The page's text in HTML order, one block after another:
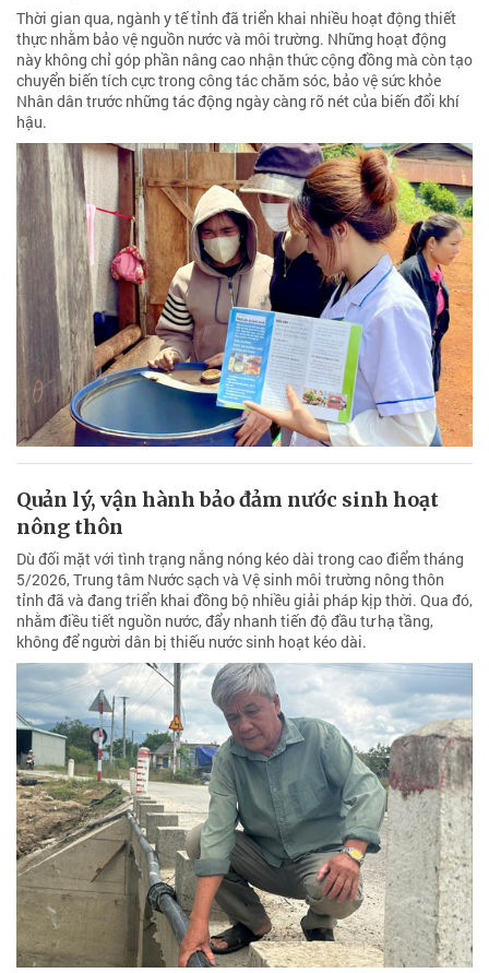
Thời gian qua, ngành y tế tỉnh đã triển khai nhiều hoạt động thiết
thực nhằm bảo vệ nguồn nước và môi trường. Những hoạt động
này không chỉ góp phần nâng cao nhận thức cộng đồng mà còn tạo
chuyển biến tích cực trong công tác chăm sóc, bảo vệ sức khỏe
Nhân dân trước những tác động ngày càng rõ nét của biến đổi khí
hậu.
Quản lý, vận hành bảo đảm nước sinh hoạt
nông thôn
Dù đối mặt với tình trạng nắng nóng kéo dài trong cao điểm tháng
5/2026, Trung tâm Nước sạch và Vệ sinh môi trường nông thôn
tỉnh đã và đang triển khai đồng bộ nhiều giải pháp kịp thời. Qua đó,
nhằm điều tiết nguồn nước, đẩy nhanh tiến độ đầu tư hạ tầng,
không để người dân bị thiếu nước sinh hoạt kéo dài.